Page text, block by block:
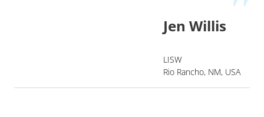
Jen Willis
LISW
Rio Rancho, NM, USA